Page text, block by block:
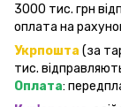
3000 тис. грн
оплата на
Укрпошта (за
тис.
Оплата: